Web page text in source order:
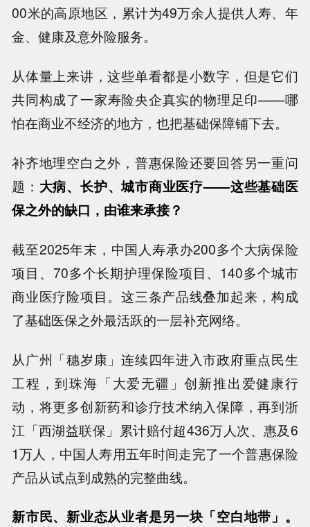
00米的高原地区，累计为49万余人提供人寿、年
金、健康及意外险服务。
从体量上来讲，这些单看都是小数字，但是它们
共同构成了一家寿险央企真实的物理足印——哪
怕在商业不经济的地方，也把基础保障铺下去。
补齐地理空白之外，普惠保险还要回答另一重问
题： 大病、长护、城市商业医疗——这些基础医
保之外的缺口，由谁来承接？
截至2025年末，中国人寿承办200多个大病保险
项目、70多个长期护理保险项目、140多个城市
商业医疗险项目。这三条产品线叠加起来，构成
了基础医保之外最活跃的一层补充网络。
从广州「穗岁康」连续四年进入市政府重点民生
工程，到珠海「大爱无疆」创新推出爱健康行
动，将更多创新药和诊疗技术纳入保障，再到浙
江「西湖益联保」累计赔付超436万人次、惠及6
1万人，中国人寿用五年时间走完了一个普惠保险
产品从试点到成熟的完整曲线。
新市民、新业态从业者是另一块「空白地带」。